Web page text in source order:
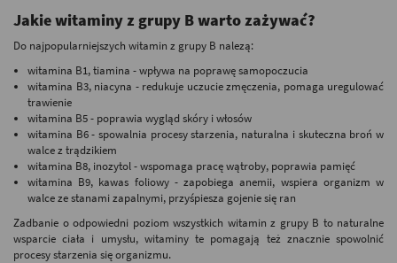
Jakie witaminy z grupy B warto zażywać?
Do najpopularniejszych witamin z grupy B nalezą:
witamina B1, tiamina - wpływa na poprawę samopoczucia
witamina B3, niacyna - redukuje uczucie zmęczenia, pomaga uregulować
trawienie
witamina B5 - poprawia wygląd skóry i włosów
witamina B6 - spowalnia procesy starzenia, naturalna i skuteczna broń w
walce z trądzikiem
witamina B8, inozytol - wspomaga pracę wątroby, poprawia pamięć
witamina B9, kawas foliowy - zapobiega anemii, wspiera organizm w
walce ze stanami zapalnymi, przyśpiesza gojenie się ran
Zadbanie o odpowiedni poziom wszystkich witamin z grupy B to naturalne
wsparcie ciała i umysłu, witaminy te pomagają też znacznie spowolnić
procesy starzenia się organizmu.